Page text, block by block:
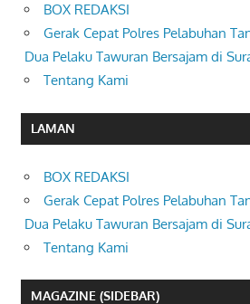
BOX REDAKSI
Gerak Cepat Polres Pelabuhan
Dua Pelaku Tawuran Bersajam di
Tentang Kami
LAMAN
BOX REDAKSI
Gerak Cepat Polres Pelabuhan
Dua Pelaku Tawuran Bersajam di
Tentang Kami
MAGAZINE (SIDEBAR)